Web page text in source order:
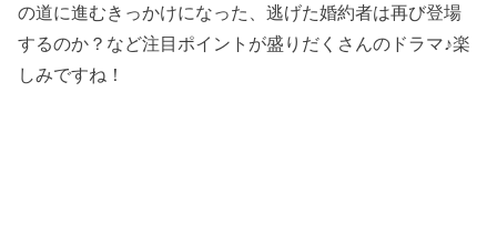
の道に進むきっかけになった、逃げた婚約者は再び登場
するのか？など注目ポイントが盛りだくさんのドラマ♪楽
しみですね！